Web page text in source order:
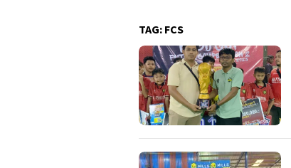
TAG: FCS